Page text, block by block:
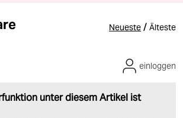
Neueste / Älteste
unter diesem Artikel ist
einloggen